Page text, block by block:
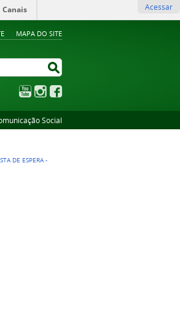
MAPA DO SITE
Canais Acessar
YouTubeInstagram
Social
DE ESPERA -